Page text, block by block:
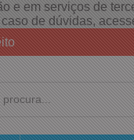
em serviços de
de dúvidas,